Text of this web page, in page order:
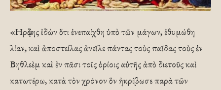
«Ηρῴδης ἰδὼν ὅτι ἐνεπαίχθη ὑπὸ τῶν μάγων, ἐθυμώθη
λίαν, καὶ ἀποστείλας ἀνεῖλε πάντας τοὺς παῖδας τοὺς ἐν
Βηθλεὲμ καὶ ἐν πᾶσι τοῖς ὁρίοις αὐτῆς ἀπὸ διετοῦς καὶ
κατωτέρω, κατὰ τὸν χρόνον ὃν ἠκρίβωσε παρὰ τῶν